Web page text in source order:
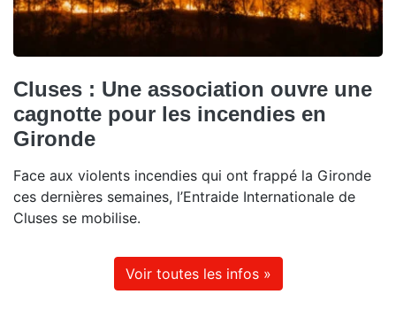
Cluses : Une association ouvre une
cagnotte pour les incendies en
Gironde
Face aux violents incendies qui ont frappé la Gironde
ces dernières semaines, l’Entraide Internationale de
Cluses se mobilise.
Voir toutes les infos »